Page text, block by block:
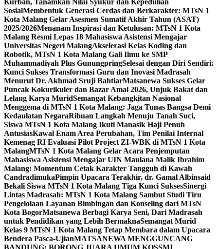
Kurban, Tanamkan Nilai Syukur dan Kepedulian
SosialMembentuk Generasi Cerdas dan Berkarakter: MTsN 1
Kota Malang Gelar Asesmen Sumatif Akhir Tahun (ASAT)
2025/2026Menanam Inspirasi dan Ketulusan: MTsN 1 Kota
Malang Resmi Lepas 18 Mahasiswa Asistensi Mengajar
Universitas Negeri MalangAkselerasi Kelas Koding dan
Robotik, MTsN 1 Kota Malang Gali Ilmu ke SMP
Muhammadiyah Plus GunungpringSelesai dengan Diri Sendiri:
Kunci Sukses Transformasi Guru dan Inovasi Madrasah
Menurut Dr. Akhmad Sruji BahtiarMatsanewa Sukses Gelar
Puncak Kokurikuler dan Bazar Amal 2026, Unjuk Bakat dan
Lelang Karya MuridSemangat Kebangkitan Nasional
Menggema di MTsN 1 Kota Malang: Jaga Tunas Bangsa Demi
Kedaulatan NegaraRibuan Langkah Menuju Tanah Suci,
Siswa MTsN 1 Kota Malang Ikuti Manasik Haji Penuh
AntusiasKawal Enam Area Perubahan, Tim Penilai Internal
Kemenag RI Evaluasi Pilot Project ZI-WBK di MTsN 1 Kota
MalangMTsN 1 Kota Malang Gelar Acara Penjemputan
Mahasiswa Asistensi Mengajar UIN Maulana Malik Ibrahim
Malang: Momentum Cetak Karakter Tangguh di Kawah
CandradimukaPimpin Upacara Terakhir, dr. Gamal Albinsaid
Bekali Siswa MTsN 1 Kota Malang Tiga Kunci SuksesSinergi
Lintas Madrasah: MTsN 1 Kota Malang Sambut Studi Tiru
Pengelolaan Layanan Bimbingan dan Konseling dari MTsN
Kota BogorMatsanewa Berbagi Karya Seni, Dari Madrasah
untuk Pendidikan yang Lebih BermaknaSemangat Murid
Kelas 9 MTsN 1 Kota Malang Tetap Membara dalam Upacara
Bendera Pasca-UjianMATSANEWA MENGGUNCANG
BANDUNG: BORONG JUARA UMUM KOSSMI